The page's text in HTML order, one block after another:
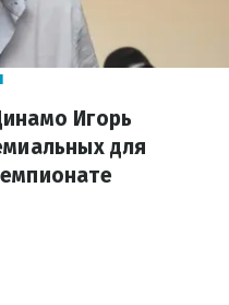
Игорь
для